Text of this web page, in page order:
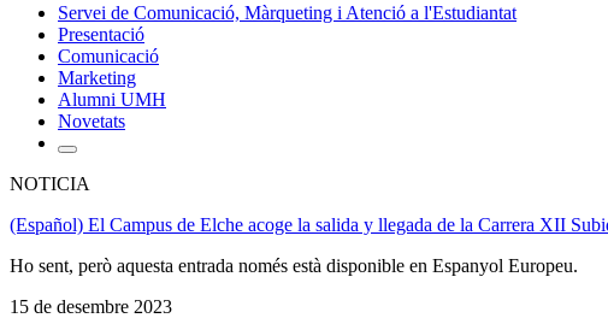
Servei de Comunicació, Màrqueting i Atenció a l'Estudiantat
Presentació
Comunicació
Marketing
Alumni UMH
Novetats
NOTICIA
(Español) El Campus de Elche acoge la salida y llegada de la Carrera XII
Ho sent, però aquesta entrada només està disponible en Espanyol Europeu.
15 de desembre 2023